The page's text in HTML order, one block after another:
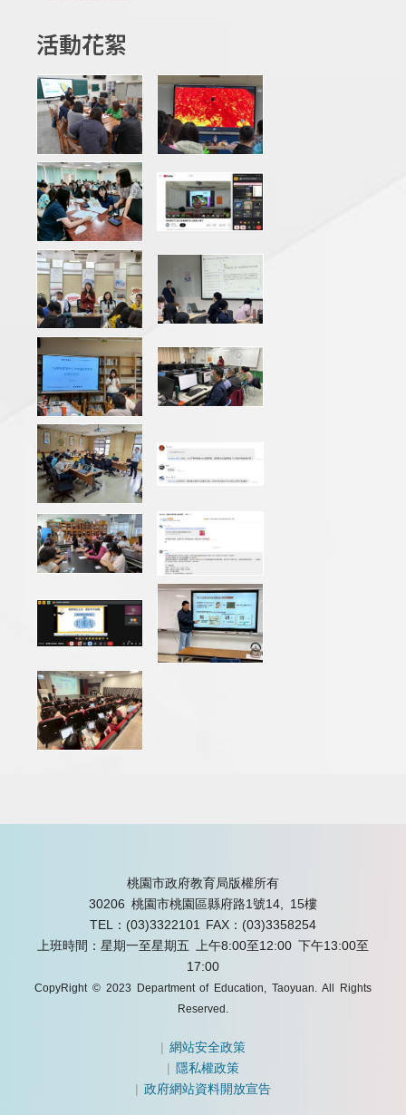
活動花絮
桃園市政府教育局版權所有
30206 桃園市桃園區縣府路1號14, 15樓
TEL：(03)3322101 FAX：(03)3358254
上班時間：星期一至星期五 上午8:00至12:00 下午13:00至
17:00
CopyRight © 2023 Department of Education, Taoyuan. All Rights
Reserved.
|網站安全政策
| 隱私權政策
|政府網站資料開放宣告